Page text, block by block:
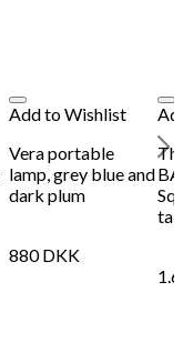
Add to Wishlist
Vera portable
lamp, grey blue and
dark plum
880DKK